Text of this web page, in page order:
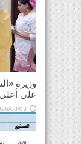
وزيرة
على أعلى
08/03